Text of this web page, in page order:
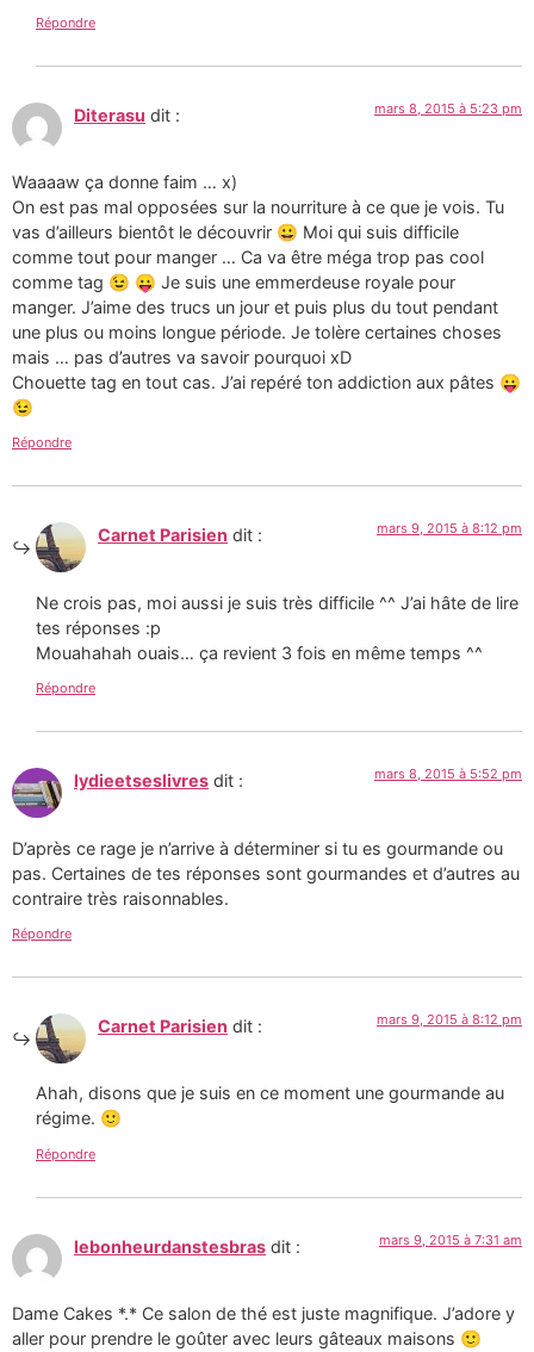
Répondre
Diterasu dit : mars 8, 2015 à 5:23 pm
Waaaaw ça donne faim … x)
On est pas mal opposées sur la nourriture à ce que je vois. Tu
vas d’ailleurs bientôt le découvrir 😀 Moi qui suis difficile
comme tout pour manger … Ca va être méga trop pas cool
comme tag 😉 😛 Je suis une emmerdeuse royale pour
manger. J’aime des trucs un jour et puis plus du tout pendant
une plus ou moins longue période. Je tolère certaines choses
mais … pas d’autres va savoir pourquoi xD
Chouette tag en tout cas. J’ai repéré ton addiction aux pâtes 😛
😉
Répondre
Carnet Parisien dit : mars 9, 2015 à 8:12 pm
Ne crois pas, moi aussi je suis très difficile ^^ J’ai hâte de lire
tes réponses :p
Mouahahah ouais… ça revient 3 fois en même temps ^^
Répondre
lydieetseslivres dit : mars 8, 2015 à 5:52 pm
D’après ce rage je n’arrive à déterminer si tu es gourmande ou
pas. Certaines de tes réponses sont gourmandes et d’autres au
contraire très raisonnables.
Répondre
Carnet Parisien dit : mars 9, 2015 à 8:12 pm
Ahah, disons que je suis en ce moment une gourmande au
régime. 🙂
Répondre
lebonheurdanstesbras dit : mars 9, 2015 à 7:31 am
Dame Cakes *.* Ce salon de thé est juste magnifique. J’adore y
aller pour prendre le goûter avec leurs gâteaux maisons 🙂